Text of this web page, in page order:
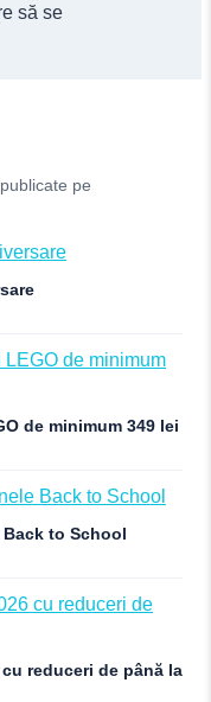
să se
pe
de minimum 349 lei
to School
reduceri de până la